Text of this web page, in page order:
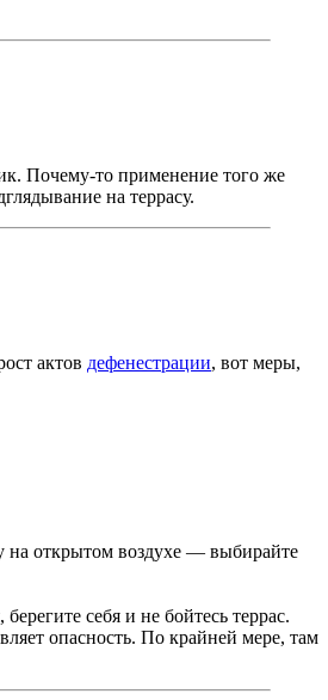
Почему-то применение того же
на террасу.
актов дефенестрации, вот меры,
на открытом воздухе — выбирайте
себя и не бойтесь террас.
опасность. По крайней мере, там